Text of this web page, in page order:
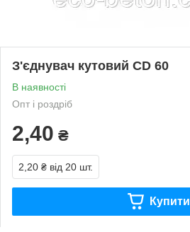
З'єднувач кутовий CD 60
В наявності
Опт і роздріб
2,40 ₴
2,20 ₴ від 20 шт.
Купити